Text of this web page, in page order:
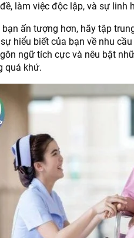
làm việc độc lập, và sự linh
bạn ấn tượng hơn, hãy tập
hiểu biết của bạn về nhu
ngữ tích cực và nêu bật
quá khứ.